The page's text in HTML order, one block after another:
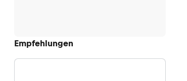
Empfehlungen